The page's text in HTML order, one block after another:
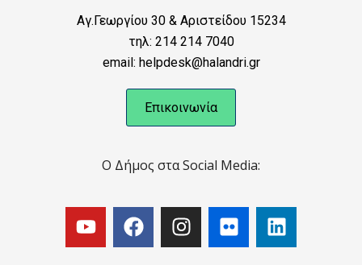
Αγ.Γεωργίου 30 & Αριστείδου 15234
τηλ: 214 214 7040
email: helpdesk@halandri.gr
Επικοινωνία
Ο Δήμος στα Social Media: